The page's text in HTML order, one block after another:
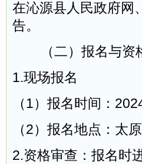
在沁源县人民政府网
告。
（二）报名与资
1.现场报名
（1）报名时间：
（2）报名地点：太
2.资格审查：报名时